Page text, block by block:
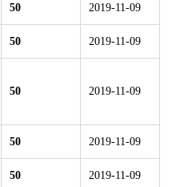
50 2019-11-09
50 2019-11-09
50 2019-11-09
50 2019-11-09
50 2019-11-09